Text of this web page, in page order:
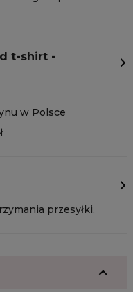
t-shirt -
w Polsce
przesyłki.